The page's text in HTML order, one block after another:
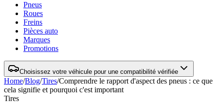
Pneus
Roues
Freins
Pièces auto
Marques
Promotions
Choisissez votre véhicule pour une compatibilité vérifiée
Home/Blog/Tires/Comprendre le rapport d'aspect des pneus : ce que
cela signifie et pourquoi c'est important
Tires